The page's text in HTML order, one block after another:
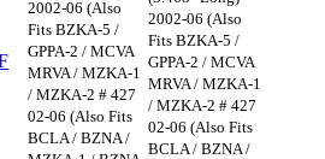
2002-06 (Also
Fits BZKA-5 /
GPPA-2 / MCVA
MRVA / MZKA-1
/ MZKA-2 # 427
02-06 (Also Fits
BCLA / BZNA /
2002-06 (Also
Fits BZKA-5 /
GPPA-2 / MCVA
MRVA / MZKA-1
/ MZKA-2 # 427
02-06 (Also Fits
BCLA / BZNA /